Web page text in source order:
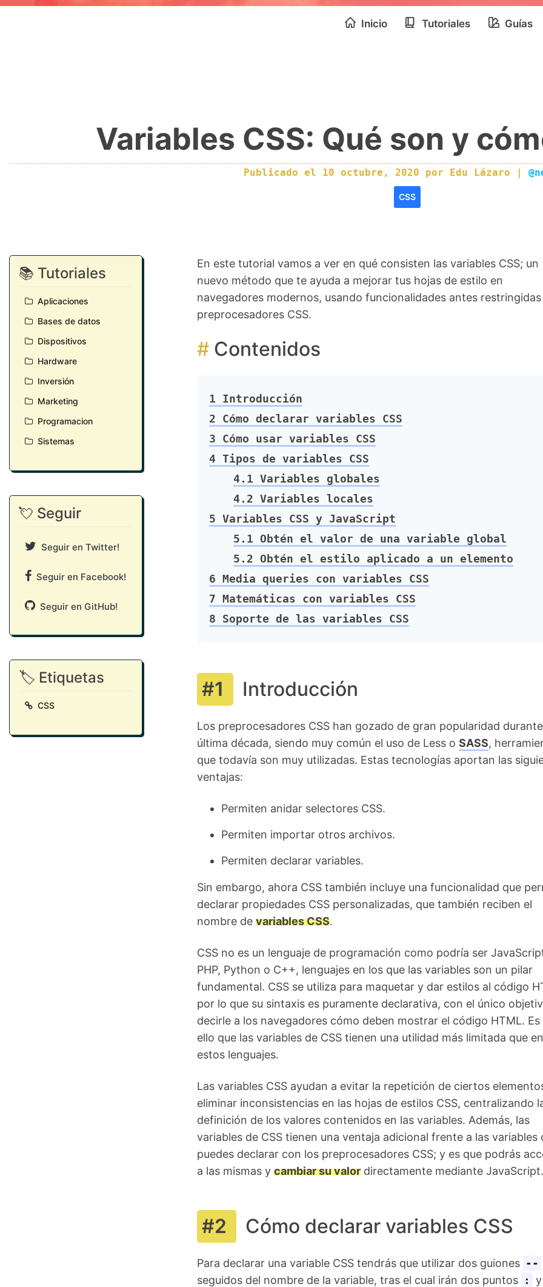
Inicio Tutoriales Guías
Variables CSS: Qué son y
Publicado el 10 octubre, 2020 por Edu Lázaro |
CSS
📚 Tutoriales
Aplicaciones
Bases de datos
Dispositivos
Hardware
Inversión
Marketing
Programacion
Sistemas
💘 Seguir
Seguir en Twitter!
Seguir en Facebook!
Seguir en GitHub!
🏷️ Etiquetas
CSS
En este tutorial vamos a ver en qué consisten las variables CSS; un
nuevo método que te ayuda a mejorar tus hojas de estilo en
navegadores modernos, usando funcionalidades antes restringidas
preprocesadores CSS.
Contenidos
1 Introducción
2 Cómo declarar variables CSS
3 Cómo usar variables CSS
4 Tipos de variables CSS
4.1 Variables globales
4.2 Variables locales
5 Variables CSS y JavaScript
5.1 Obtén el valor de una variable global
5.2 Obtén el estilo aplicado a un elemento
6 Media queries con variables CSS
7 Matemáticas con variables CSS
8 Soporte de las variables CSS
Introducción
Los preprocesadores CSS han gozado de gran popularidad
última década, siendo muy común el uso de Less o SASS,
que todavía son muy utilizadas. Estas tecnologías aportan las
ventajas:
Permiten anidar selectores CSS.
Permiten importar otros archivos.
Permiten declarar variables.
Sin embargo, ahora CSS también incluye una funcionalidad que
declarar propiedades CSS personalizadas, que también reciben el
nombre de variables CSS.
CSS no es un lenguaje de programación como podría ser
PHP, Python o C++, lenguajes en los que las variables son un pilar
fundamental. CSS se utiliza para maquetar y dar estilos al código
por lo que su sintaxis es puramente declarativa, con el único
decirle a los navegadores cómo deben mostrar el código HTML. Es
ello que las variables de CSS tienen una utilidad más limitada que en
estos lenguajes.
Las variables CSS ayudan a evitar la repetición de ciertos
eliminar inconsistencias en las hojas de estilos CSS, centralizando
definición de los valores contenidos en las variables. Además, las
variables de CSS tienen una ventaja adicional frente a las variables
puedes declarar con los preprocesadores CSS; y es que podrás
a las mismas y cambiar su valordirectamente mediante JavaScript.
Cómo declarar variables CSS
Para declarar una variable CSS tendrás que utilizar dos guiones --
seguidos del nombre de la variable, tras el cual irán dos puntos
: